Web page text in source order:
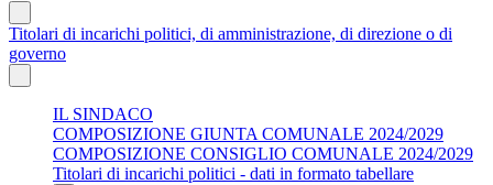
Titolari di incarichi politici, di amministrazione, di direzione o di
governo
IL SINDACO
COMPOSIZIONE GIUNTA COMUNALE 2024/2029
COMPOSIZIONE CONSIGLIO COMUNALE 2024/2029
Titolari di incarichi politici - dati in formato tabellare